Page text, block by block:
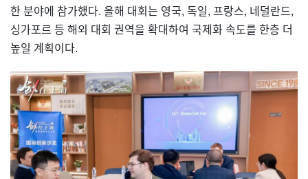
한 분야에 참가했다. 올해 대회는 영국, 독일, 프랑스, 네덜란드,
싱가포르 등 해외 대회 권역을 확대하여 국제화 속도를 한층 더
높일 계획이다.